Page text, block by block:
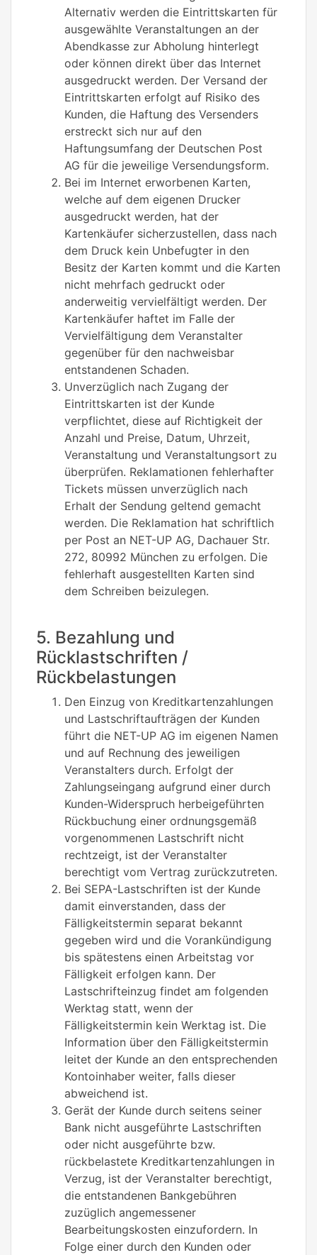
Alternativ werden die Eintrittskarten für
ausgewählte Veranstaltungen an der
Abendkasse zur Abholung hinterlegt
oder können direkt über das Internet
ausgedruckt werden. Der Versand der
Eintrittskarten erfolgt auf Risiko des
Kunden, die Haftung des Versenders
erstreckt sich nur auf den
Haftungsumfang der Deutschen Post
AG für die jeweilige Versendungsform.
Bei im Internet erworbenen Karten,
welche auf dem eigenen Drucker
ausgedruckt werden, hat der
Kartenkäufer sicherzustellen, dass nach
dem Druck kein Unbefugter in den
Besitz der Karten kommt und die Karten
nicht mehrfach gedruckt oder
anderweitig vervielfältigt werden. Der
Kartenkäufer haftet im Falle der
Vervielfältigung dem Veranstalter
gegenüber für den nachweisbar
entstandenen Schaden.
Unverzüglich nach Zugang der
Eintrittskarten ist der Kunde
verpflichtet, diese auf Richtigkeit der
Anzahl und Preise, Datum, Uhrzeit,
Veranstaltung und Veranstaltungsort zu
überprüfen. Reklamationen fehlerhafter
Tickets müssen unverzüglich nach
Erhalt der Sendung geltend gemacht
werden. Die Reklamation hat schriftlich
per Post an NET-UP AG, Dachauer Str.
272, 80992 München zu erfolgen. Die
fehlerhaft ausgestellten Karten sind
dem Schreiben beizulegen.
5. Bezahlung und
Rücklastschriften /
Rückbelastungen
Den Einzug von Kreditkartenzahlungen
und Lastschriftaufträgen der Kunden
führt die NET-UP AG im eigenen Namen
und auf Rechnung des jeweiligen
Veranstalters durch. Erfolgt der
Zahlungseingang aufgrund einer durch
Kunden-Widerspruch herbeigeführten
Rückbuchung einer ordnungsgemäß
vorgenommenen Lastschrift nicht
rechtzeigt, ist der Veranstalter
berechtigt vom Vertrag zurückzutreten.
Bei SEPA-Lastschriften ist der Kunde
damit einverstanden, dass der
Fälligkeitstermin separat bekannt
gegeben wird und die Vorankündigung
bis spätestens einen Arbeitstag vor
Fälligkeit erfolgen kann. Der
Lastschrifteinzug findet am folgenden
Werktag statt, wenn der
Fälligkeitstermin kein Werktag ist. Die
Information über den Fälligkeitstermin
leitet der Kunde an den entsprechenden
Kontoinhaber weiter, falls dieser
abweichend ist.
Gerät der Kunde durch seitens seiner
Bank nicht ausgeführte Lastschriften
oder nicht ausgeführte bzw.
rückbelastete Kreditkartenzahlungen in
Verzug, ist der Veranstalter berechtigt,
die entstandenen Bankgebühren
zuzüglich angemessener
Bearbeitungskosten einzufordern. In
Folge einer durch den Kunden oder